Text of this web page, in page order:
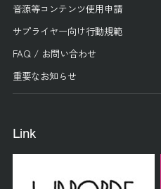
音源等コンテンツ使用申請
サプライヤー向け行動規範
FAQ / お問い合わせ
重要なお知らせ
Link